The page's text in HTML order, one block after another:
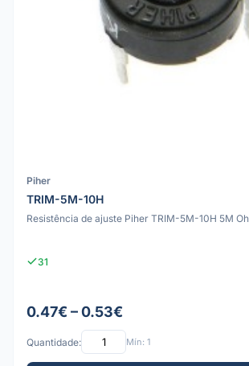
Piher
TRIM-5M-10H
Resistência de ajuste Piher TRIM-5M-10H 5M
31
0.47€ – 0.53€
Quantidade: Mín: 1